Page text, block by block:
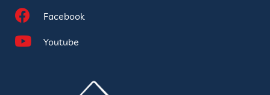
Facebook
Youtube